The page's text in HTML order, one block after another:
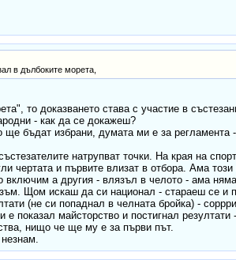
в дълбоките морета,
то доказването става с участие в
- как да се докажеш?
бъдат избрани, думата ми е за регламента
натрупват точки. На края на
чертата и първите влизат в отбора. Ама
включим а другия - влязъл в челото - ама
Щом искаш да си национал - стараеш се и
(не си попаднал в челната бройка) -
е показал майсторство и постигнал
нищо че ще му е за първи път.